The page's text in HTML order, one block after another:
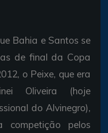
Bahia e Santos se
de final da Copa
o Peixe, que era
Oliveira (hoje
do Alvinegro),
competição pelos